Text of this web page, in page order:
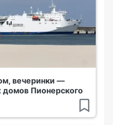
вечеринки —
Пионерского